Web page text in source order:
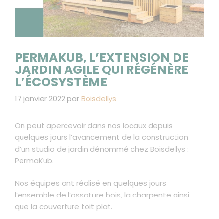
PERMAKUB, L’EXTENSION DE
JARDIN AGILE QUI RÉGÉNÈRE
L’ÉCOSYSTÈME
17 janvier 2022 parBoisdellys
On peut apercevoir dans nos locaux depuis
quelques jours l’avancement de la construction
d’un studio de jardin dénommé chez Boisdellys :
PermaKub.
Nos équipes ont réalisé en quelques jours
l’ensemble de l’ossature bois, la charpente ainsi
que la couverture toit plat.